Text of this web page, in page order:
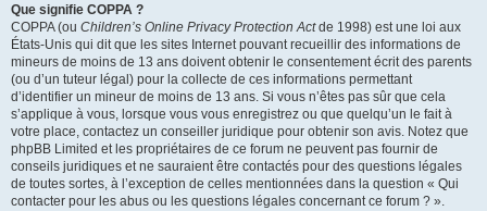
Que signifie COPPA ?
COPPA (ou Children’s Online Privacy Protection Actde 1998) est une loi aux
États-Unis qui dit que les sites Internet pouvant recueillir des informations de
mineurs de moins de 13 ans doivent obtenir le consentement écrit des parents
(ou d’un tuteur légal) pour la collecte de ces informations permettant
d’identifier un mineur de moins de 13 ans. Si vous n’êtes pas sûr que cela
s’applique à vous, lorsque vous vous enregistrez ou que quelqu’un le fait à
votre place, contactez un conseiller juridique pour obtenir son avis. Notez que
phpBB Limited et les propriétaires de ce forum ne peuvent pas fournir de
conseils juridiques et ne sauraient être contactés pour des questions légales
de toutes sortes, à l’exception de celles mentionnées dans la question « Qui
contacter pour les abus ou les questions légales concernant ce forum ? ».